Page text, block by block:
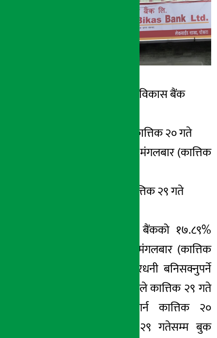
कम्पनी : महालक्ष्मी विकास बैंक
बुकक्लोज मिति : कात्तिक २० गते
सुरक्षित गर्ने मिति : मंगलबार (कात्तिक
सभा हुने मिति : कात्तिक २९ गते
महालक्ष्मी विकास बैंकको १७.८९%
लाभांश हात पार्न मंगलबार (कात्तिक
१९ गते) भित्र सेयरधनी बनिसक्नुपर्ने
भएको छ । कम्पनीले कात्तिक २९ गते
साधारण सभा गर्न कात्तिक २०
गतेदेखि कात्तिक २९ गतेसम्म बुक